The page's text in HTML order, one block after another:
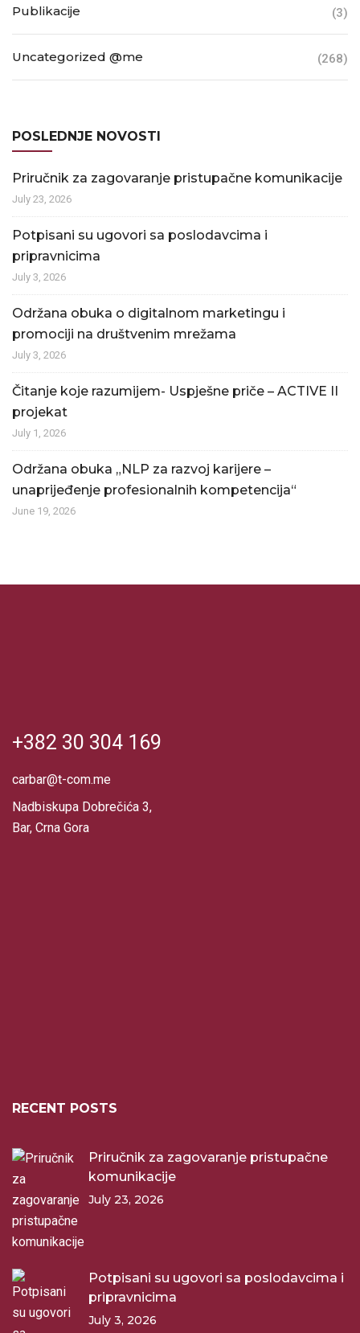
Publikacije (3)
Uncategorized @me (268)
POSLEDNJE NOVOSTI
Priručnik za zagovaranje pristupačne komunikacije
July 23, 2026
Potpisani su ugovori sa poslodavcima i
pripravnicima
July 3, 2026
Održana obuka o digitalnom marketingu i
promociji na društvenim mrežama
July 3, 2026
Čitanje koje razumijem- Uspješne priče – ACTIVE II
projekat
July 1, 2026
Održana obuka „NLP za razvoj karijere –
unaprijeđenje profesionalnih kompetencija“
June 19, 2026
+382 30 304 169
carbar@t-com.me
Nadbiskupa Dobrečića 3,
Bar, Crna Gora
RECENT POSTS
Priručnik za zagovaranje pristupačne
komunikacije
July 23, 2026
Potpisani su ugovori sa poslodavcima i
pripravnicima
July 3, 2026